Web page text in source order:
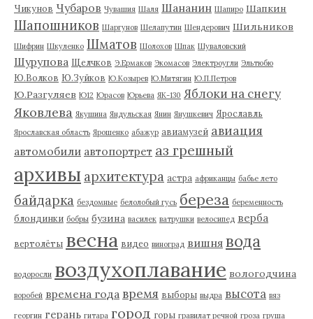
Чикунов Чубаров Чувашия Шаля Шананин Шапиро Шапкин
Шапошников Шаргунов Шелапутин Шендерович Шильников
Шифрин Шкуленко Шматов Шолохов Шпак Шуваловский
Шурупова Щелчков Э.Ермаков Экомасов Электроугли Эльтюбю
Ю.Волков Ю.Зуйков Ю.Козырев Ю.Митягин Ю.П.Петров
Ю.Разгуляев Ю12 Юрасов Юрьева ЯК-130 Яблоки на снегу
Яковлева Якушина Яндульская Янин Янушкевич Ярославль
Ярославская область Ярошенко абажур авиамузей авиация
автомобили автопортрет аз грешный
архивы архитектура астра африканцы бабье лето
байдарка бездомные белолобый гусь береза беременность
блондинки бобры бузина василек ватрушки велосипед верба
вертолёты весна видео виноград вишня вода
водоросли воздухоплавание вологодчина
воробей времена года время выборы выдра высота вяз
георгин герань гитара город горы гравилат речной гроза груша